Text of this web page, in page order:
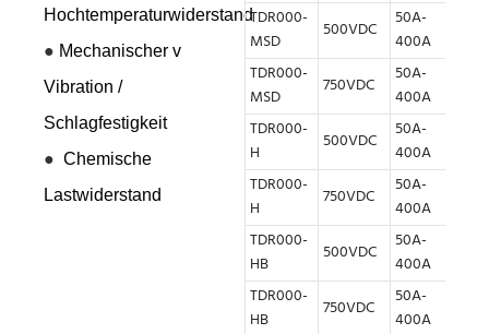
Hochtemperaturwiderstand
● Mechanischer v
Vibration /
Schlagfestigkeit
● Chemische
Lastwiderstand
TDR000-
MSD
500VDC
50A-
400A
TDR000-
MSD
750VDC
50A-
400A
TDR000-
H
500VDC
50A-
400A
TDR000-
H
750VDC
50A-
400A
TDR000-
HB
500VDC
50A-
400A
TDR000-
HB
750VDC
50A-
400A